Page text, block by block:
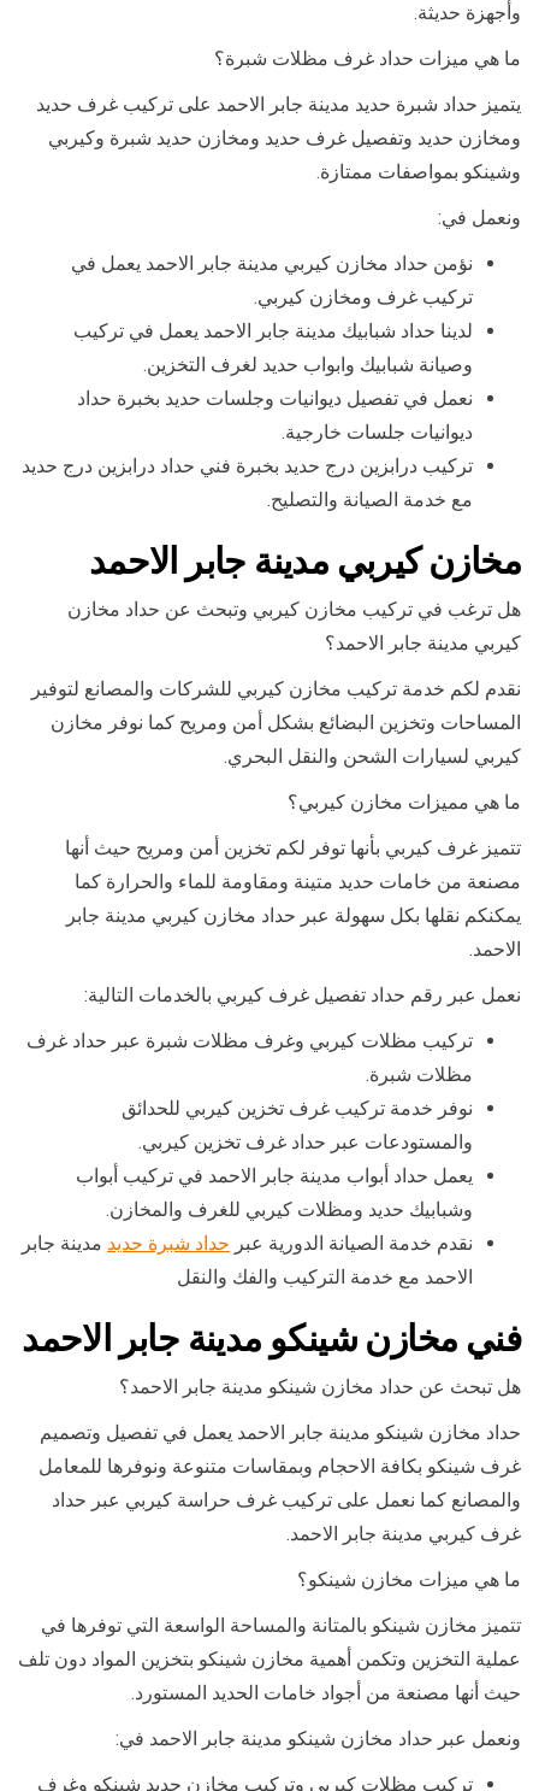
وأجهزة حديثة.
ما هي ميزات حداد غرف مظلات شبرة؟
يتميز حداد شبرة حديد مدينة جابر الاحمد على تركيب غرف حديد
ومخازن حديد وتفصيل غرف حديد ومخازن حديد شبرة وكيربي
وشينكو بمواصفات ممتازة.
ونعمل في:
نؤمن حداد مخازن كيربي مدينة جابر الاحمد يعمل في
تركيب غرف ومخازن كيربي.
لدينا حداد شبابيك مدينة جابر الاحمد يعمل في تركيب
وصيانة شبابيك وابواب حديد لغرف التخزين.
نعمل في تفصيل ديوانيات وجلسات حديد بخبرة حداد
ديوانيات جلسات خارجية.
تركيب درابزين درج حديد بخبرة فني حداد درابزين درج حديد
مع خدمة الصيانة والتصليح.
مخازن كيربي مدينة جابر الاحمد
هل ترغب في تركيب مخازن كيربي وتبحث عن حداد مخازن
كيربي مدينة جابر الاحمد؟
نقدم لكم خدمة تركيب مخازن كيربي للشركات والمصانع لتوفير
المساحات وتخزين البضائع بشكل أمن ومريح كما نوفر مخازن
كيربي لسيارات الشحن والنقل البحري.
ما هي مميزات مخازن كيربي؟
تتميز غرف كيربي بأنها توفر لكم تخزين أمن ومريح حيث أنها
مصنعة من خامات حديد متينة ومقاومة للماء والحرارة كما
يمكنكم نقلها بكل سهولة عبر حداد مخازن كيربي مدينة جابر
الاحمد.
نعمل عبر رقم حداد تفصيل غرف كيربي بالخدمات التالية:
تركيب مظلات كيربي وغرف مظلات شبرة عبر حداد غرف
مظلات شبرة.
نوفر خدمة تركيب غرف تخزين كيربي للحدائق
والمستودعات عبر حداد غرف تخزين كيربي.
يعمل حداد أبواب مدينة جابر الاحمد في تركيب أبواب
وشبابيك حديد ومظلات كيربي للغرف والمخازن.
نقدم خدمة الصيانة الدورية عبر حداد شبرة حديد مدينة جابر
الاحمد مع خدمة التركيب والفك والنقل
فني مخازن شينكو مدينة جابر الاحمد
هل تبحث عن حداد مخازن شينكو مدينة جابر الاحمد؟
حداد مخازن شينكو مدينة جابر الاحمد يعمل في تفصيل وتصميم
غرف شينكو بكافة الاحجام وبمقاسات متنوعة ونوفرها للمعامل
والمصانع كما نعمل على تركيب غرف حراسة كيربي عبر حداد
غرف كيربي مدينة جابر الاحمد.
ما هي ميزات مخازن شينكو؟
تتميز مخازن شينكو بالمتانة والمساحة الواسعة التي توفرها في
عملية التخزين وتكمن أهمية مخازن شينكو بتخزين المواد دون تلف
حيث أنها مصنعة من أجواد خامات الحديد المستورد.
ونعمل عبر حداد مخازن شينكو مدينة جابر الاحمد في:
تركيب مظلات كيربي وتركيب مخازن حديد شينكو وغرف